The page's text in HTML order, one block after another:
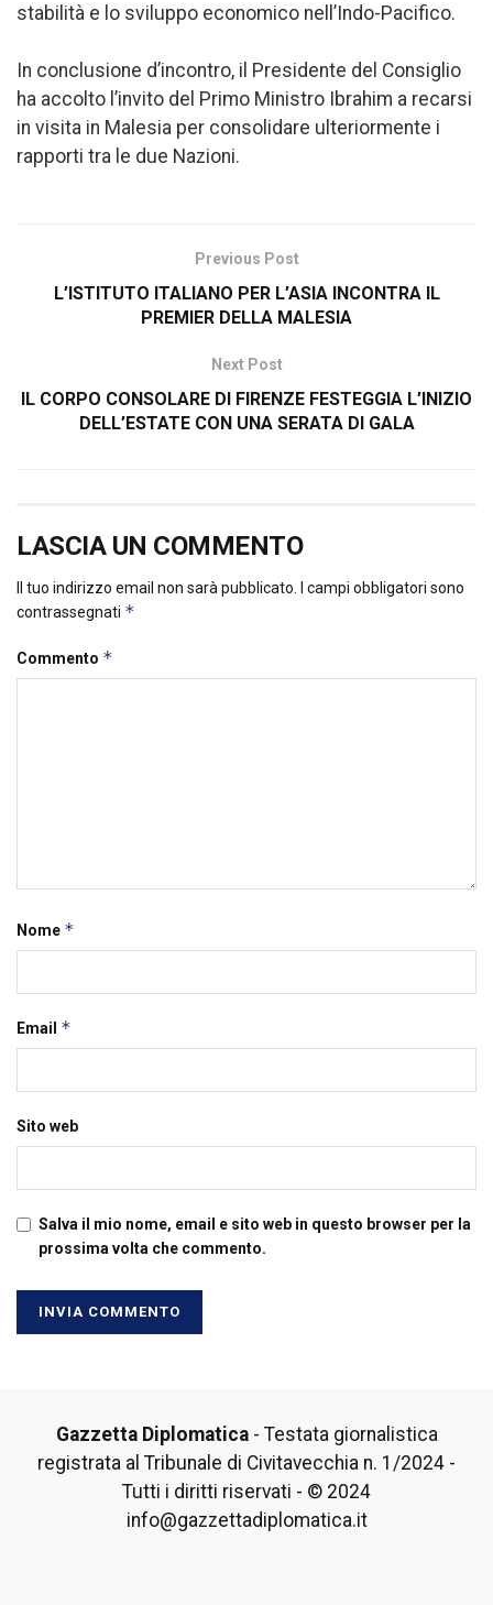
stabilità e lo sviluppo economico nell’Indo-Pacifico.
In conclusione d’incontro, il Presidente del Consiglio
ha accolto l’invito del Primo Ministro Ibrahim a recarsi
in visita in Malesia per consolidare ulteriormente i
rapporti tra le due Nazioni.
Previous Post
L’ISTITUTO ITALIANO PER L’ASIA INCONTRA IL
PREMIER DELLA MALESIA
Next Post
IL CORPO CONSOLARE DI FIRENZE FESTEGGIA L’INIZIO
DELL’ESTATE CON UNA SERATA DI GALA
LASCIA UN COMMENTO
Il tuo indirizzo email non sarà pubblicato.
I campi obbligatori sono
contrassegnati *
Commento *
Nome *
Email *
Sito web
Salva il mio nome, email e sito web in questo browser per la
prossima volta che commento.
Gazzetta Diplomatica- Testata giornalistica
registrata al Tribunale di Civitavecchia n. 1/2024 -
Tutti i diritti riservati - © 2024
info@gazzettadiplomatica.it